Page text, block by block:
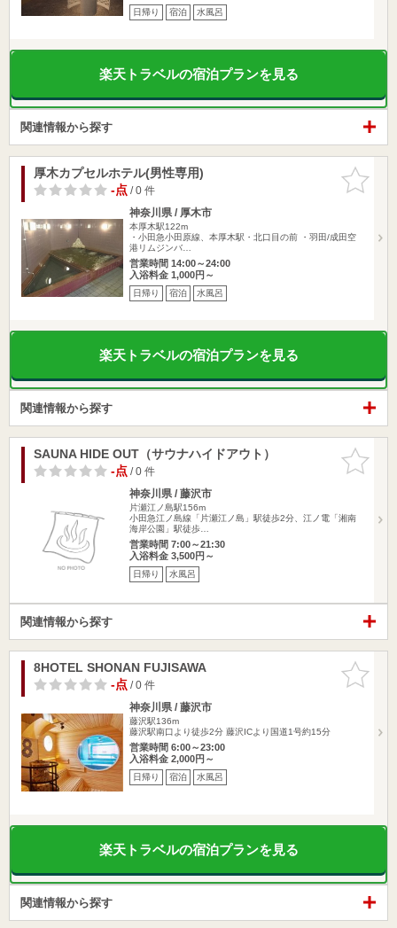
日帰り 宿泊 水風呂
楽天トラベルの宿泊プランを見る
関連情報から探す
お気に入
りに追加
厚木カプセルホテル(男性専用)
-点/ 0 件
神奈川県 / 厚木市
本厚木駅122m
・小田急小田原線、本厚木駅・北口目の前 ・羽田/成田空
港リムジンバ…
営業時間 14:00～24:00
入浴料金 1,000円～
日帰り 宿泊 水風呂
楽天トラベルの宿泊プランを見る
関連情報から探す
お気に入
りに追加
SAUNA HIDE OUT（サウナハイドアウト）
-点/ 0 件
神奈川県 / 藤沢市
片瀬江ノ島駅156m
小田急江ノ島線「片瀬江ノ島」駅徒歩2分、江ノ電「湘南
海岸公園」駅徒歩…
営業時間 7:00～21:30
入浴料金 3,500円～
日帰り 水風呂
関連情報から探す
お気に入
りに追加
8HOTEL SHONAN FUJISAWA
-点/ 0 件
神奈川県 / 藤沢市
藤沢駅136m
藤沢駅南口より徒歩2分 藤沢ICより国道1号約15分
営業時間 6:00～23:00
入浴料金 2,000円～
日帰り 宿泊 水風呂
楽天トラベルの宿泊プランを見る
関連情報から探す